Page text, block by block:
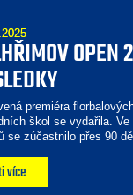
OPEN
premiéra
škol se vydařila.
se zúčastnilo přes 90
více